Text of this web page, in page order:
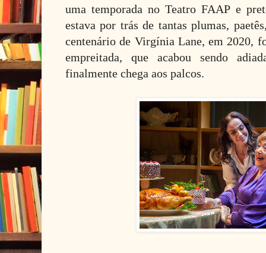
uma temporada no Teatro FAAP e
estava por trás de tantas plumas,
centenário de Virgínia Lane, em 2020,
empreitada, que acabou sendo
finalmente chega aos palcos.